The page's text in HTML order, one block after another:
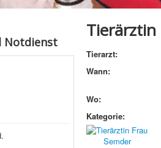
Notdienst
Tierärztin
Tierarzt:
Wann:
Wo:
Kategorie: